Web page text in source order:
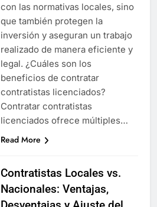
con las normativas locales, sino
que también protegen la
inversión y aseguran un trabajo
realizado de manera eficiente y
legal. ¿Cuáles son los
beneficios de contratar
contratistas licenciados?
Contratar contratistas
licenciados ofrece múltiples…
Read More
Contratistas Locales vs.
Nacionales: Ventajas,